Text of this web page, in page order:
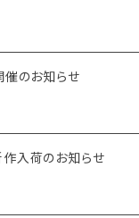
のお知らせ
入荷のお知らせ